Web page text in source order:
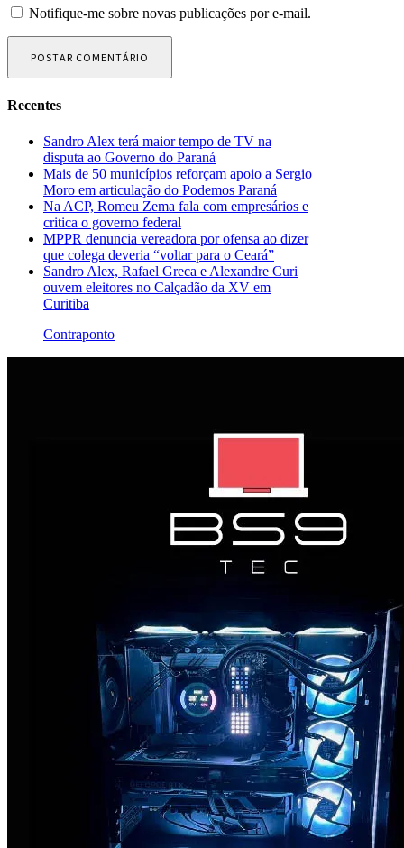
Notifique-me sobre novas publicações por e-mail.
Recentes
Sandro Alex terá maior tempo de TV na
disputa ao Governo do Paraná
Mais de 50 municípios reforçam apoio a Sergio
Moro em articulação do Podemos Paraná
Na ACP, Romeu Zema fala com empresários e
critica o governo federal
MPPR denuncia vereadora por ofensa ao dizer
que colega deveria “voltar para o Ceará”
Sandro Alex, Rafael Greca e Alexandre Curi
ouvem eleitores no Calçadão da XV em
Curitiba
Contraponto